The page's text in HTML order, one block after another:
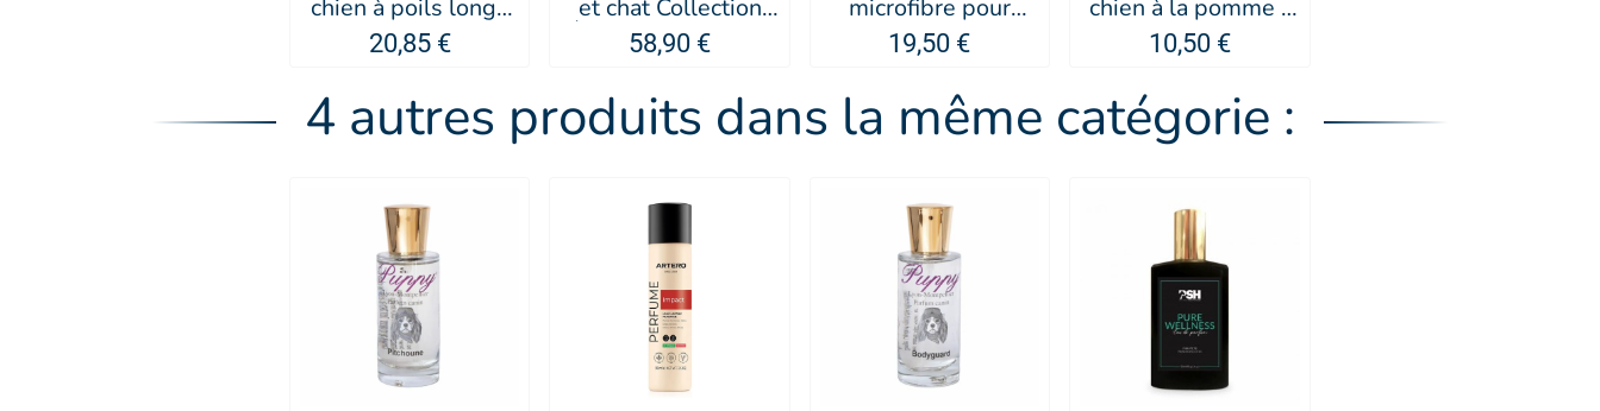
chien à poils longs
grand modèle -
Keller
20,85 €
et chat Collection
Élégante - MARTIN
SELLIER
58,90 €
microfibre pour
chien et chat -
Artero
19,50 €
chien à la pomme -
PUPPY
10,50 €
4 autres produits dans la même catégorie :